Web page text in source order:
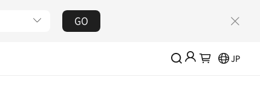
GO
JP